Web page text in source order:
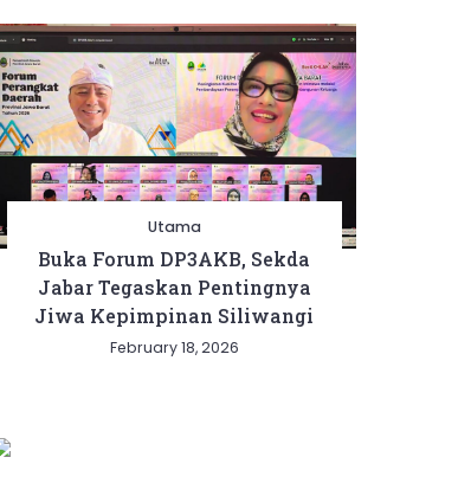
Utama
Buka Forum DP3AKB, Sekda
Jabar Tegaskan Pentingnya
Jiwa Kepimpinan Siliwangi
February 18, 2026